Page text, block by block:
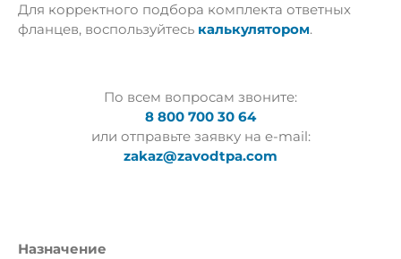
Для корректного подбора комплекта ответных
фланцев, воспользуйтесь калькулятором.
По всем вопросам звоните:
8 800 700 30 64
или отправьте заявку на e-mail:
zakaz@zavodtpa.com
Назначение